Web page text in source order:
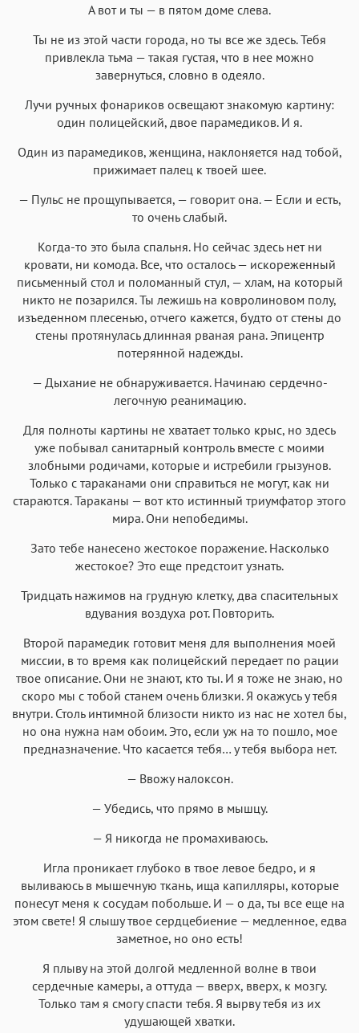
А вот и ты — в пятом доме слева.
Ты не из этой части города, но ты все же здесь. Тебя
привлекла тьма — такая густая, что в нее можно
завернуться, словно в одеяло.
Лучи ручных фонариков освещают знакомую картину:
один полицейский, двое парамедиков. И я.
Один из парамедиков, женщина, наклоняется над тобой,
прижимает палец к твоей шее.
— Пульс не прощупывается, — говорит она. — Если и есть,
то очень слабый.
Когда-то это была спальня. Но сейчас здесь нет ни
кровати, ни комода. Все, что осталось — искореженный
письменный стол и поломанный стул, — хлам, на который
никто не позарился. Ты лежишь на ковролиновом полу,
изъеденном плесенью, отчего кажется, будто от стены до
стены протянулась длинная рваная рана. Эпицентр
потерянной надежды.
— Дыхание не обнаруживается. Начинаю сердечно-
легочную реанимацию.
Для полноты картины не хватает только крыс, но здесь
уже побывал санитарный контроль вместе с моими
злобными родичами, которые и истребили грызунов.
Только с тараканами они справиться не могут, как ни
стараются. Тараканы — вот кто истинный триумфатор этого
мира. Они непобедимы.
Зато тебе нанесено жестокое поражение. Насколько
жестокое? Это еще предстоит узнать.
Тридцать нажимов на грудную клетку, два спасительных
вдувания воздуха рот. Повторить.
Второй парамедик готовит меня для выполнения моей
миссии, в то время как полицейский передает по рации
твое описание. Они не знают, кто ты. И я тоже не знаю, но
скоро мы с тобой станем очень близки. Я окажусь у тебя
внутри. Столь интимной близости никто из нас не хотел бы,
но она нужна нам обоим. Это, если уж на то пошло, мое
предназначение. Что касается тебя… у тебя выбора нет.
— Ввожу налоксон.
— Убедись, что прямо в мышцу.
— Я никогда не промахиваюсь.
Игла проникает глубоко в твое левое бедро, и я
выливаюсь в мышечную ткань, ища капилляры, которые
понесут меня к сосудам побольше. И — о да, ты все еще на
этом свете! Я слышу твое сердцебиение — медленное, едва
заметное, но оно есть!
Я плыву на этой долгой медленной волне в твои
сердечные камеры, а оттуда — вверх, вверх, к мозгу.
Только там я смогу спасти тебя. Я вырву тебя из их
удушающей хватки.